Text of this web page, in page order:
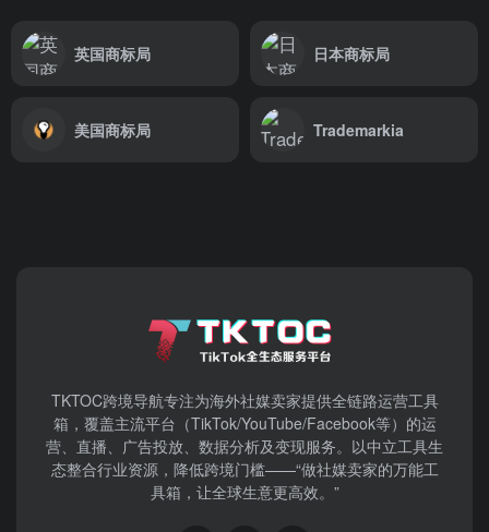
英国商标局 日本商标局
美国商标局 Trademarkia
TKTOC跨境导航​专注为海外社媒卖家提供全链路运营工具
箱，覆盖主流平台（TikTok/YouTube/Facebook等）​的运
营、直播、广告投放、数据分析及变现服务。以中立工具生
态整合行业资源，降低跨境门槛——“做社媒卖家的万能工
具箱，让全球生意更高效。”